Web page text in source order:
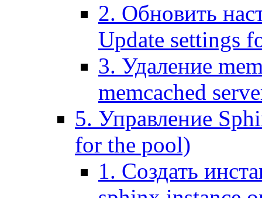
2. Обновить
Update settings
3. Удаление
memcached
5. Управление
for the pool)
1. Создать